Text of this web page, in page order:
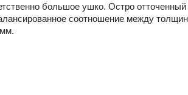
большое ушко. Остро отточенный
соотношение между